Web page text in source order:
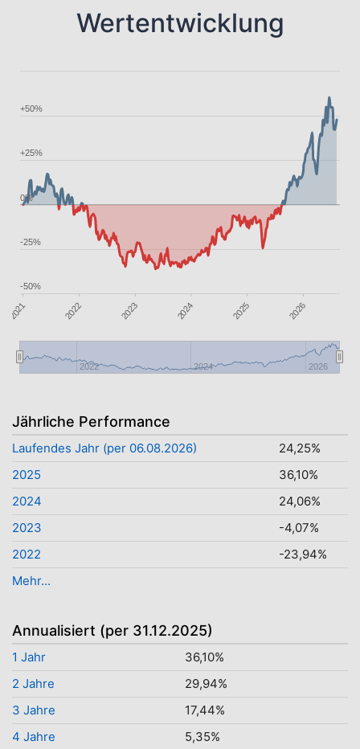
Wertentwicklung
2021 2022 2023 2024 2025 2026
2022 2024 2026
-50%
-25%
0%
+25%
+50%
Jährliche Performance
Laufendes Jahr (per 06.08.2026)
24,25%
2025
36,10%
2024
24,06%
2023
-4,07%
2022
-23,94%
Mehr...
Annualisiert (per 31.12.2025)
1 Jahr
36,10%
2 Jahre
29,94%
3 Jahre
17,44%
4 Jahre
5,35%